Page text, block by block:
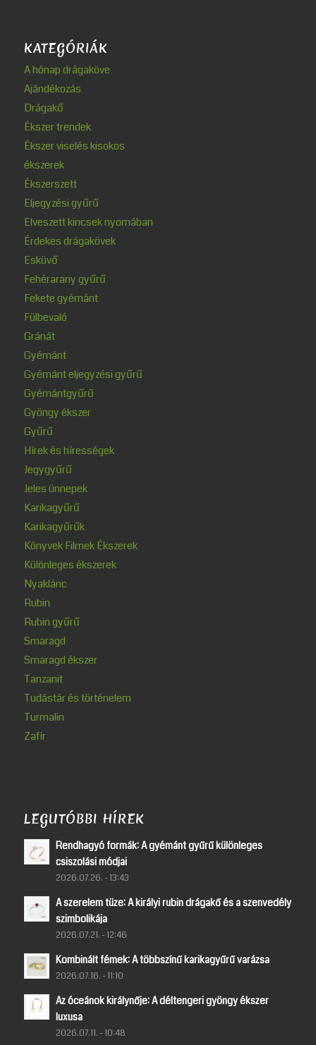
KATEGÓRIÁK
A hónap drágaköve
Ajándékozás
Drágakő
Ékszer trendek
Ékszer viselés kisokos
ékszerek
Ékszerszett
Eljegyzési gyűrű
Elveszett kincsek nyomában
Érdekes drágakövek
Esküvő
Fehérarany gyűrű
Fekete gyémánt
Fülbevaló
Gránát
Gyémánt
Gyémánt eljegyzési gyűrű
Gyémántgyűrű
Gyöngy ékszer
Gyűrű
Hírek és hírességek
Jegygyűrű
Jeles ünnepek
Karikagyűrű
Karikagyűrűk
Könyvek Filmek Ékszerek
Különleges ékszerek
Nyaklánc
Rubin
Rubin gyűrű
Smaragd
Smaragd ékszer
Tanzanit
Tudástár és történelem
Turmalin
Zafír
LEGUTÓBBI HÍREK
Rendhagyó formák: A gyémánt gyűrű különleges
csiszolási módjai
2026.07.26. - 13:43
A szerelem tüze: A királyi rubin drágakő és a szenvedély
szimbolikája
2026.07.21. - 12:46
Kombinált fémek: A többszínű karikagyűrű varázsa
2026.07.16. - 11:10
Az óceánok királynője: A déltengeri gyöngy ékszer
luxusa
2026.07.11. - 10:48